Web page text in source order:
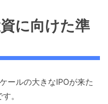
に向けた準
ールの大きなIPOが来た
。